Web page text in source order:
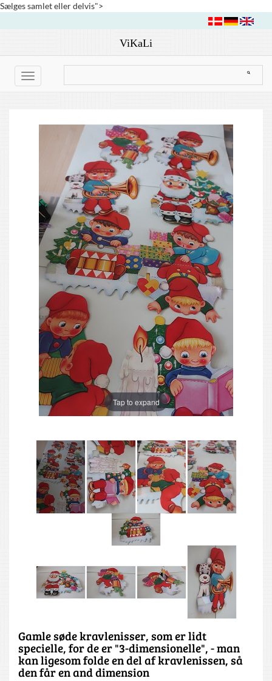
Sælges samlet eller delvis">
ViKaLi
Toggle
navigation
Tap to expand
Gamle søde kravlenisser, som er lidt
specielle, for de er "3-dimensionelle", - man
kan ligesom folde en del af kravlenissen, så
den får en and dimension